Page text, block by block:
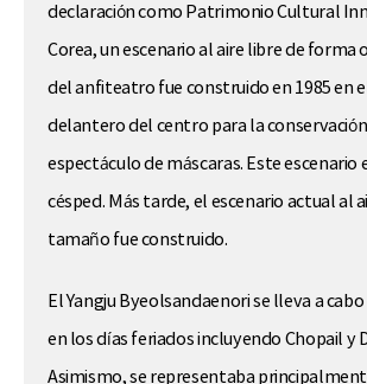
declaración como Patrimonio Cultural
Corea, un escenario al aire libre de forma
del anfiteatro fue construido en 1985 en
delantero del centro para la
espectáculo de máscaras. Este escenario
césped. Más tarde, el escenario actual al
tamaño fue construido.
El Yangju Byeolsandaenori se lleva a
en los días feriados incluyendo Chopail y
Asimismo, se representaba